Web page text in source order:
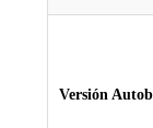
Versión